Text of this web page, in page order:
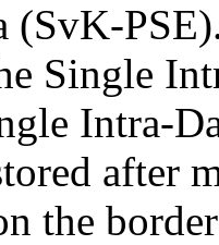
(SvK-
Single
Intra-
after
the